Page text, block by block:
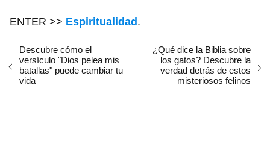
ENTER >> Espiritualidad .
Descubre cómo el
versículo "Dios pelea mis
batallas" puede cambiar tu
vida
¿Qué dice la Biblia sobre
los gatos? Descubre la
verdad detrás de estos
misteriosos felinos